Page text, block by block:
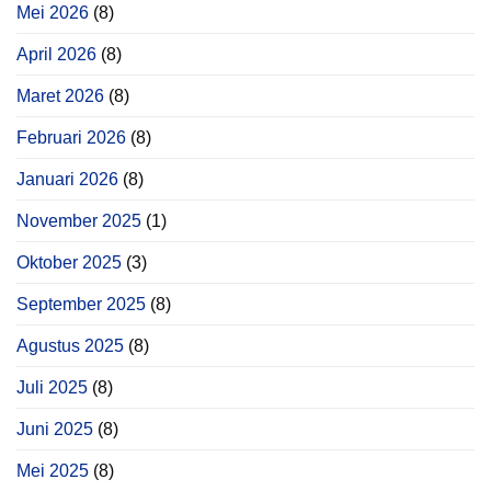
Mei 2026 (8)
April 2026 (8)
Maret 2026 (8)
Februari 2026 (8)
Januari 2026 (8)
November 2025 (1)
Oktober 2025 (3)
September 2025 (8)
Agustus 2025 (8)
Juli 2025 (8)
Juni 2025 (8)
Mei 2025 (8)